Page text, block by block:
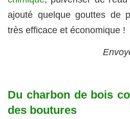
ajouté quelque gouttes de
très efficace et économique !
Du charbon de bois
des boutures